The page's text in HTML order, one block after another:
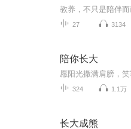
27 3134
陪你长大
324 1.1万
长大成熊